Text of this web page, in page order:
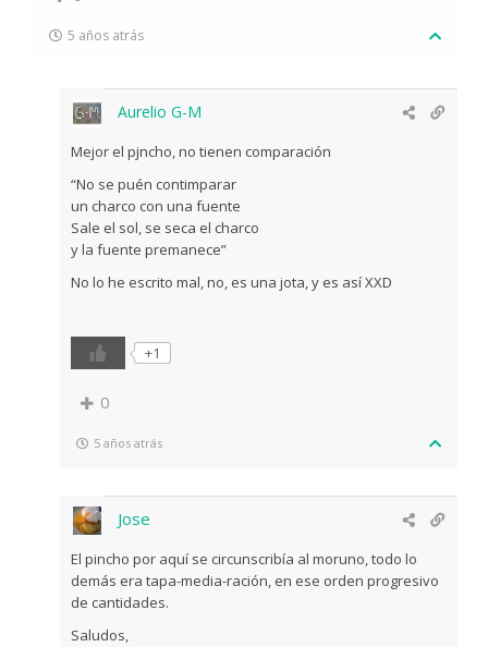
5 años atrás
Aurelio G-M
Mejor el pjncho, no tienen comparación
“No se puén contimparar
un charco con una fuente
Sale el sol, se seca el charco
y la fuente premanece”
No lo he escrito mal, no, es una jota, y es así XXD
+1
0
5 años atrás
Jose
El pincho por aquí se circunscribía al moruno, todo lo
demás era tapa-media-ración, en ese orden progresivo
de cantidades.
Saludos,